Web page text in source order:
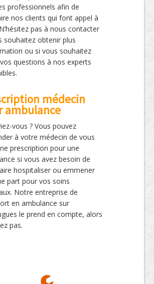
professionnels afin de
nos clients qui font appel à
pas à nous contacter
souhaitez obtenir plus
ou si vous souhaitez
questions à nos experts
médecin
ambulance
vous ? Vous pouvez
à votre médecin de vous
prescription pour une
si vous avez besoin de
hospitaliser ou emmener
part pour vos soins
Notre entreprise de
en ambulance sur
le prend en compte, alors
pas.